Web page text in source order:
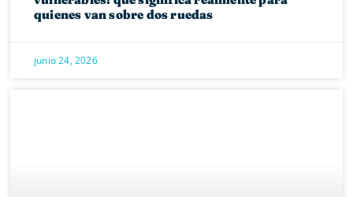
quienes van sobre dos ruedas
junio 24, 2026